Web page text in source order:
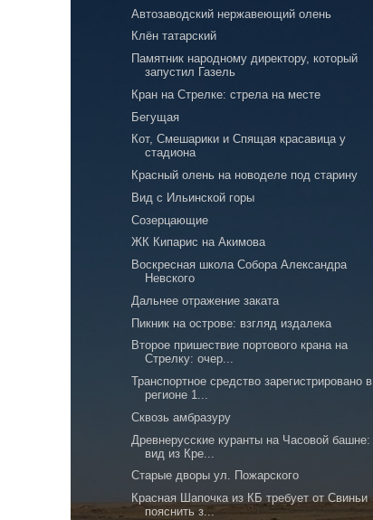
Автозаводский нержавеющий олень
Клён татарский
Памятник народному директору, который
запустил Газель
Кран на Стрелке: стрела на месте
Бегущая
Кот, Смешарики и Спящая красавица у
стадиона
Красный олень на новоделе под старину
Вид с Ильинской горы
Созерцающие
ЖК Кипарис на Акимова
Воскресная школа Собора Александра
Невского
Дальнее отражение заката
Пикник на острове: взгляд издалека
Второе пришествие портового крана на
Стрелку: очер...
Транспортное средство зарегистрировано в
регионе 1...
Сквозь амбразуру
Древнерусские куранты на Часовой башне:
вид из Кре...
Старые дворы ул. Пожарского
Красная Шапочка из КБ требует от Свиньи
пояснить з...